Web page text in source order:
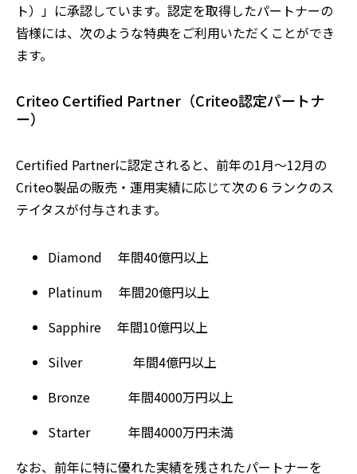
ト）」に承認しています。認定を取得したパートナーの
皆様には、次のような特典をご利用いただくことができ
ます。
Criteo Certified Partner（Criteo認定パートナ
ー）
Certified Partnerに認定されると、前年の1月～12月の
Criteo製品の販売・運用実績に応じて次の６ランクのス
テイタスが付与されます。
Diamond 年間40億円以上
Platinum 年間20億円以上
Sapphire 年間10億円以上
Silver 年間4億円以上
Bronze 年間4000万円以上
Starter 年間4000万円未満
なお、前年に特に優れた実績を残されたパートナーを